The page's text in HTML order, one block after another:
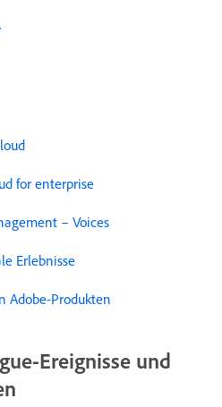
for enterprise
– Voices
Erlebnisse
Adobe-Produkten
Ereignisse und